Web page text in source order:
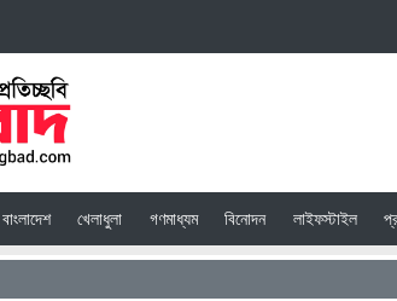
বাংলাদেশ খেলাধুলা গণমাধ্যম বিনোদন লাইফস্টাইল